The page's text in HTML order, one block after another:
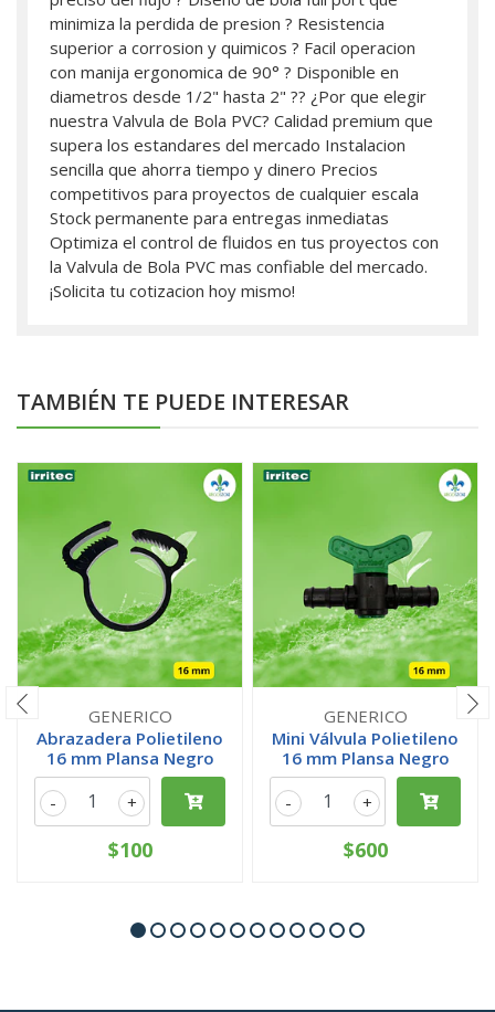
minimiza la perdida de presion ? Resistencia
superior a corrosion y quimicos ? Facil operacion
con manija ergonomica de 90° ? Disponible en
diametros desde 1/2" hasta 2" ?? ¿Por que elegir
nuestra Valvula de Bola PVC? Calidad premium que
supera los estandares del mercado Instalacion
sencilla que ahorra tiempo y dinero Precios
competitivos para proyectos de cualquier escala
Stock permanente para entregas inmediatas
Optimiza el control de fluidos en tus proyectos con
la Valvula de Bola PVC mas confiable del mercado.
¡Solicita tu cotizacion hoy mismo!
TAMBIÉN TE PUEDE INTERESAR
GENERICO
Abrazadera Polietileno
16 mm Plansa Negro
+
-
$100
GENERICO
Mini Válvula Polietileno
16 mm Plansa Negro
+
-
$600